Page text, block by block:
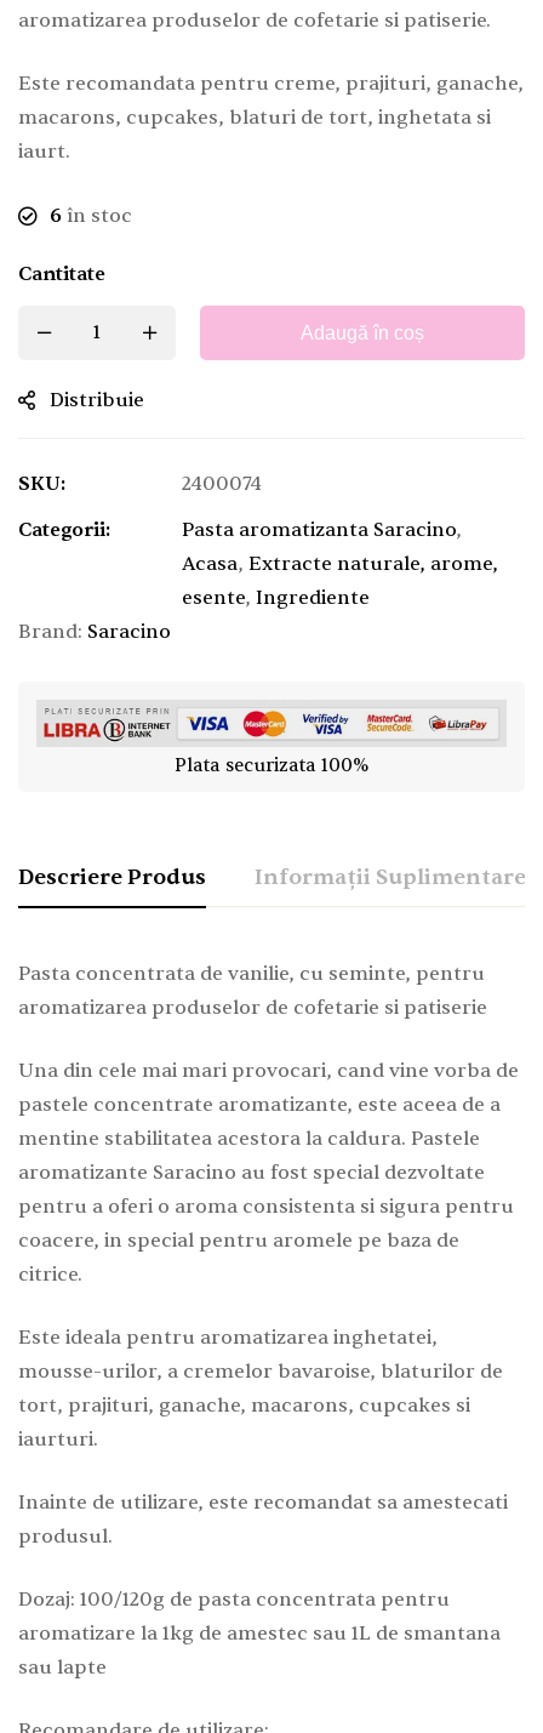
aromatizarea produselor de cofetarie si patiserie.
Este recomandata pentru creme, prajituri, ganache,
macarons, cupcakes, blaturi de tort, inghetata si
iaurt.
6 în stoc
Cantitate
Adaugă în coș
Distribuie
SKU:
2400074
Categorii:
Pasta aromatizanta Saracino,
Acasa, Extracte naturale, arome,
esente, Ingrediente
Brand: Saracino
Plata securizata 100%
Descriere Produs Informații Suplimentare
Pasta concentrata de vanilie, cu seminte, pentru
aromatizarea produselor de cofetarie si patiserie
Una din cele mai mari provocari, cand vine vorba de
pastele concentrate aromatizante, este aceea de a
mentine stabilitatea acestora la caldura. Pastele
aromatizante Saracino au fost special dezvoltate
pentru a oferi o aroma consistenta si sigura pentru
coacere, in special pentru aromele pe baza de
citrice.
Este ideala pentru aromatizarea inghetatei,
mousse-urilor, a cremelor bavaroise, blaturilor de
tort, prajituri, ganache, macarons, cupcakes si
iaurturi.
Inainte de utilizare, este recomandat sa amestecati
produsul.
Dozaj: 100/120g de pasta concentrata pentru
aromatizare la 1kg de amestec sau 1L de smantana
sau lapte